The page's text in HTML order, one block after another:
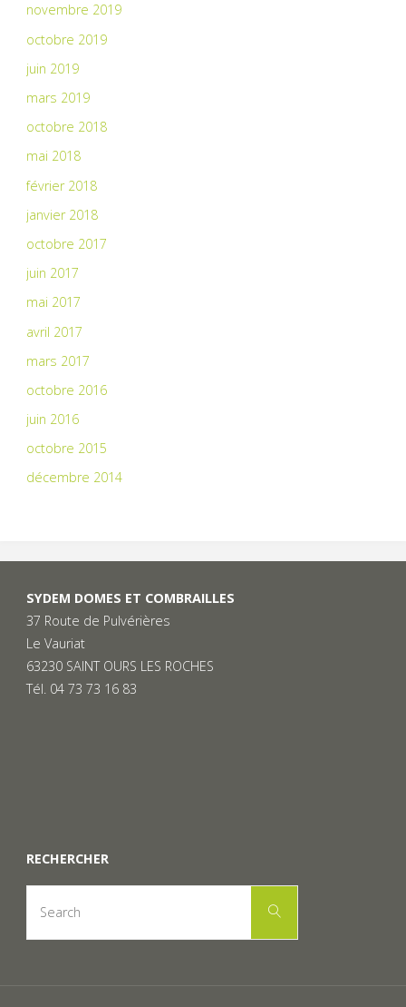
novembre 2019
octobre 2019
juin 2019
mars 2019
octobre 2018
mai 2018
février 2018
janvier 2018
octobre 2017
juin 2017
mai 2017
avril 2017
mars 2017
octobre 2016
juin 2016
octobre 2015
décembre 2014
SYDEM DOMES ET COMBRAILLES
37 Route de Pulvérières
Le Vauriat
63230 SAINT OURS LES ROCHES
Tél. 04 73 73 16 83
RECHERCHER
Search